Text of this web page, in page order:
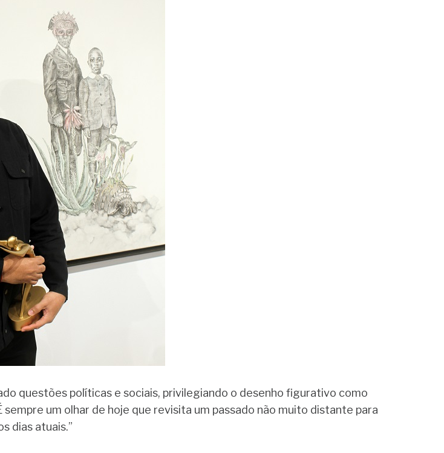
questões políticas e sociais, privilegiando o desenho figurativo como
um olhar de hoje que revisita um passado não muito distante para
dias atuais.”